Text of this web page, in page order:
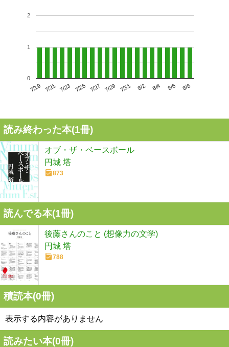
7/19 7/21 7/23 7/25 7/27 7/29 7/31 8/2 8/4 8/6 8/8
0
1
2
読み終わった本(1冊)
オブ・ザ・ベースボール
円城 塔
873
読んでる本(1冊)
後藤さんのこと (想像力の文学)
円城 塔
788
積読本(0冊)
表示する内容がありません
読みたい本(0冊)